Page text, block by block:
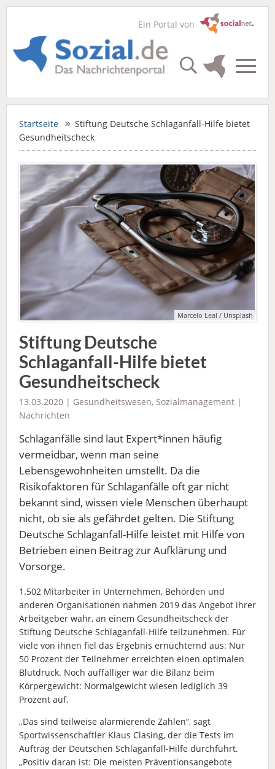
Ein Portal von
Startseite
Stiftung Deutsche Schlaganfall-Hilfe bietet
Gesundheitscheck
Marcelo Leal / Unsplash
Stiftung Deutsche
Schlaganfall-Hilfe bietet
Gesundheitscheck
13.03.2020 | Gesundheitswesen, Sozialmanagement |
Nachrichten
Schlaganfälle sind laut Expert*innen häufig
vermeidbar, wenn man seine
Lebensgewohnheiten umstellt. Da die
Risikofaktoren für Schlaganfälle oft gar nicht
bekannt sind, wissen viele Menschen überhaupt
nicht, ob sie als gefährdet gelten. Die Stiftung
Deutsche Schlaganfall-Hilfe leistet mit Hilfe von
Betrieben einen Beitrag zur Aufklärung und
Vorsorge.
1.502 Mitarbeiter in Unternehmen, Behörden und
anderen Organisationen nahmen 2019 das Angebot ihrer
Arbeitgeber wahr, an einem Gesundheitscheck der
Stiftung Deutsche Schlaganfall-Hilfe teilzunehmen. Für
viele von ihnen fiel das Ergebnis ernüchternd aus: Nur
50 Prozent der Teilnehmer erreichten einen optimalen
Blutdruck. Noch auffälliger war die Bilanz beim
Körpergewicht: Normalgewicht wiesen lediglich 39
Prozent auf.
„Das sind teilweise alarmierende Zahlen“, sagt
Sportwissenschaftler Klaus Clasing, der die Tests im
Auftrag der Deutschen Schlaganfall-Hilfe durchführt.
„Positiv daran ist: Die meisten Präventionsangebote